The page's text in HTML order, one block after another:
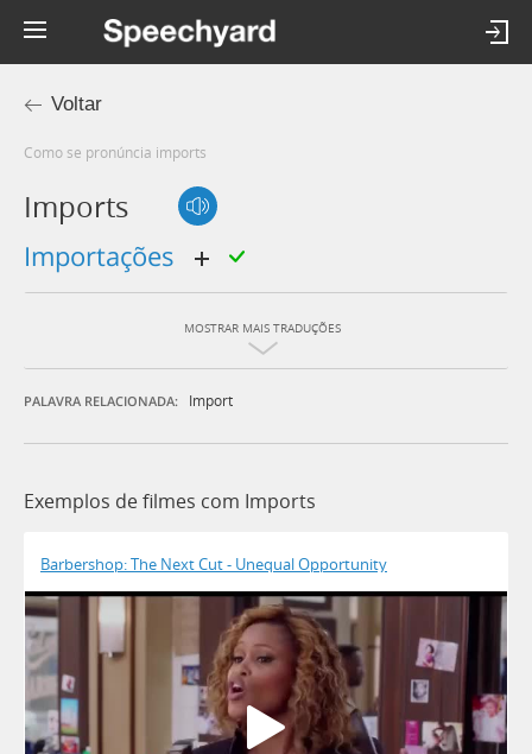
Voltar
Como se pronúncia imports
Imports
importações
MOSTRAR MAIS TRADUÇÕES
PALAVRA RELACIONADA: Import
Exemplos de filmes com Imports
Barbershop: The Next Cut - Unequal Opportunity